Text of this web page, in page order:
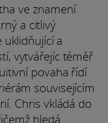
ve znamení
a citlivý
a
vytvářejíc téměř
povaha řídí
souvisejícím
Chris vkládá do
hledá